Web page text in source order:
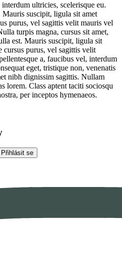
ultricies, scelerisque eu.
suscipit, ligula sit amet
purus, vel sagittis velit mauris vel
turpis magna, cursus sit amet,
est. Mauris suscipit, ligula sit
cursus purus, vel sagittis velit
a, faucibus vel, interdum
eget, tristique non, venenatis
nibh dignissim sagittis. Nullam
lorem. Class aptent taciti sociosqu
per inceptos hymenaeos.
Přihlásit se